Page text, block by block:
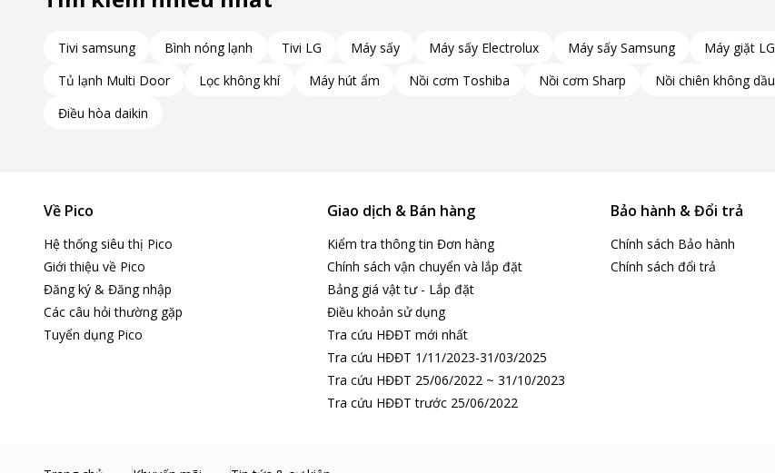
Tivi samsung Bình nóng lạnh Tivi LG Máy sấy Máy sấy Electrolux Máy sấy Samsung Máy giặt LG
Tủ lạnh Multi Door
Lọc không khí Máy hút ẩm Nồi cơm Toshiba Nồi cơm Sharp Nồi chiên không dầu
Điều hòa daikin
Về Pico
Hệ thống siêu thị Pico
Giới thiệu về Pico
Đăng ký & Đăng nhập
Các câu hỏi thường gặp
Tuyển dụng Pico
Giao dịch & Bán hàng
Kiểm tra thông tin Đơn hàng
Chính sách vận chuyển và lắp đặt
Bảng giá vật tư - Lắp đặt
Điều khoản sử dụng
Tra cứu HĐĐT mới nhất
Tra cứu HĐĐT 1/11/2023-31/03/2025
Tra cứu HĐĐT 25/06/2022 ~ 31/10/2023
Tra cứu HĐĐT trước 25/06/2022
Bảo hành & Đổi trả
Chính sách Bảo hành
Chính sách đổi trả